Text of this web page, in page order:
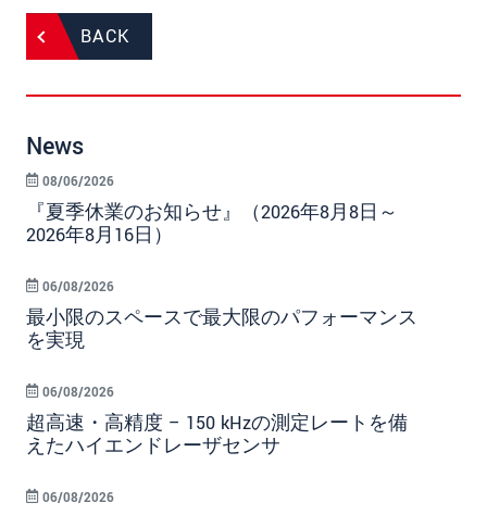
BACK
News
『夏季休業のお知らせ』（2026年8月8日～
2026年8月16日）
08/06/2026
最小限のスペースで最大限のパフォーマンス
を実現
06/08/2026
超高速・高精度 – 150 kHzの測定レートを備
えたハイエンドレーザセンサ
06/08/2026
06/08/2026